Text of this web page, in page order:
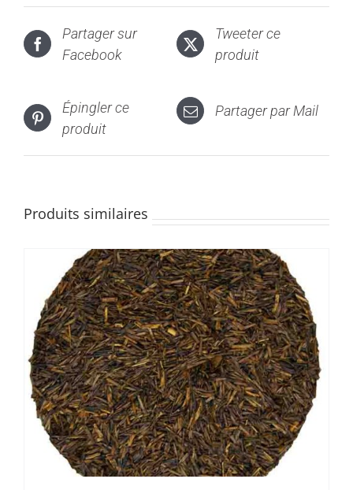
Partager sur
Facebook
Tweeter ce
produit
Épingler ce
produit
Partager par Mail
Produits similaires